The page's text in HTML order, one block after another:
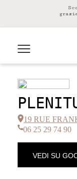
19 RUE
06 25 29 74 90
VEDI SU